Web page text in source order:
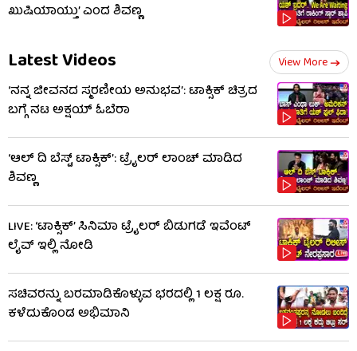
ಖುಷಿಯಾಯ್ತು’ ಎಂದ ಶಿವಣ್ಣ
Latest Videos View More
‘ನನ್ನ ಜೀವನದ ಸ್ಮರಣೀಯ ಅನುಭವ’: ಟಾಕ್ಸಿಕ್ ಚಿತ್ರದ
ಬಗ್ಗೆ ನಟ ಅಕ್ಷಯ್ ಓಬೆರಾ
‘ಆಲ್​ ದಿ ಬೆಸ್ಟ್​ ಟಾಕ್ಸಿಕ್’: ಟ್ರೈಲರ್​ ಲಾಂಚ್ ಮಾಡಿದ
ಶಿವಣ್ಣ
LIVE: ‘ಟಾಕ್ಸಿಕ್’ ಸಿನಿಮಾ ಟ್ರೈಲರ್ ಬಿಡುಗಡೆ ಇವೆಂಟ್
ಲೈವ್ ಇಲ್ಲಿ ನೋಡಿ
ಸಚಿವರನ್ನು ಬರಮಾಡಿಕೊಳ್ಳುವ ಭರದಲ್ಲಿ 1 ಲಕ್ಷ ರೂ.
ಕಳೆದುಕೊಂಡ ಅಭಿಮಾನಿ